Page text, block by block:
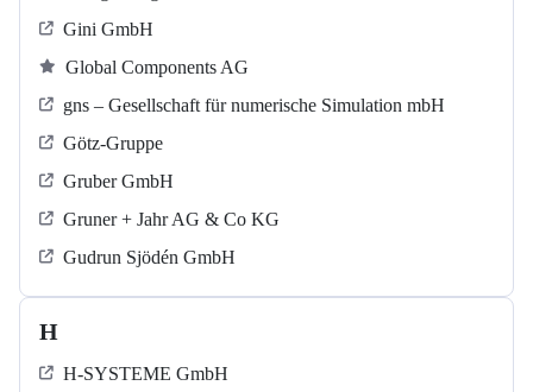
Gini GmbH
Global Components AG
gns – Gesellschaft für numerische Simulation mbH
Götz-Gruppe
Gruber GmbH
Gruner + Jahr AG & Co KG
Gudrun Sjödén GmbH
H
H-SYSTEME GmbH